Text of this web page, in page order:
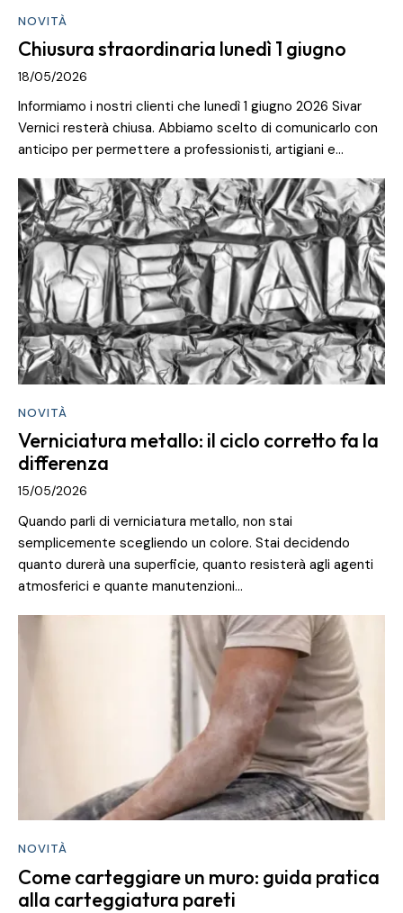
NOVITÀ
Chiusura straordinaria lunedì 1 giugno
18/05/2026
Informiamo i nostri clienti che lunedì 1 giugno 2026 Sivar
Vernici resterà chiusa. Abbiamo scelto di comunicarlo con
anticipo per permettere a professionisti, artigiani e…
NOVITÀ
Verniciatura metallo: il ciclo corretto fa la
differenza
15/05/2026
Quando parli di verniciatura metallo, non stai
semplicemente scegliendo un colore. Stai decidendo
quanto durerà una superficie, quanto resisterà agli agenti
atmosferici e quante manutenzioni…
NOVITÀ
Come carteggiare un muro: guida pratica
alla carteggiatura pareti